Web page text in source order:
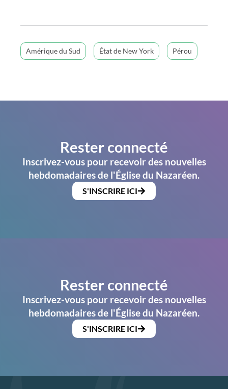
Amérique du Sud État de New York Pérou
Rester connecté
Inscrivez-vous pour recevoir des nouvelles
hebdomadaires de l'Église du Nazaréen.
S'INSCRIRE ICI
Rester connecté
Inscrivez-vous pour recevoir des nouvelles
hebdomadaires de l'Église du Nazaréen.
S'INSCRIRE ICI